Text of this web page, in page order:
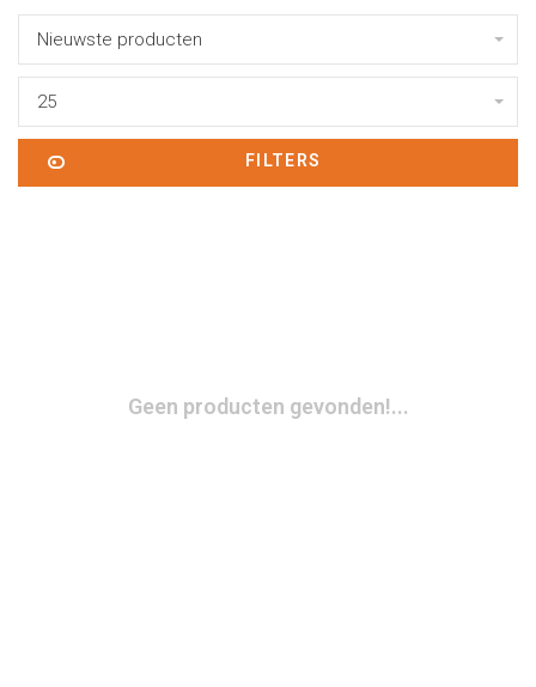
Nieuwste producten
25
FILTERS
Geen producten gevonden!...